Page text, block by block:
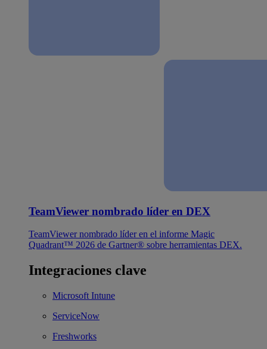
TeamViewer nombrado líder en DEX
TeamViewer nombrado líder en el informe Magic
Quadrant™ 2026 de Gartner® sobre herramientas DEX.
Integraciones clave
Microsoft Intune
ServiceNow
Freshworks